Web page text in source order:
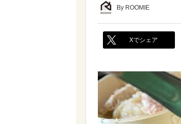
By ROOMIE
Xでシェア